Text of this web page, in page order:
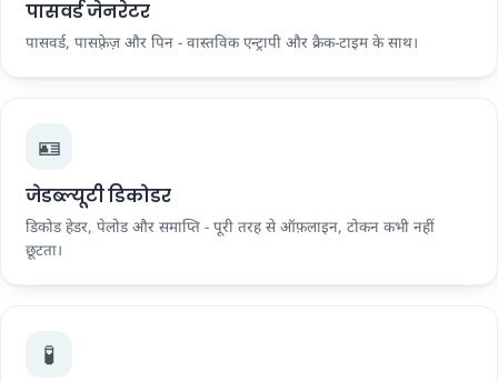
पासवर्ड जेनरेटर
पासवर्ड, पासफ़्रेज़ और पिन - वास्तविक एन्ट्रापी और क्रैक-टाइम के साथ।
🪪
जेडब्ल्यूटी डिकोडर
डिकोड हेडर, पेलोड और समाप्ति - पूरी तरह से ऑफ़लाइन, टोकन कभी नहीं
छूटता।
🧪